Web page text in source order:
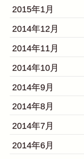
2015年1月
2014年12月
2014年11月
2014年10月
2014年9月
2014年8月
2014年7月
2014年6月